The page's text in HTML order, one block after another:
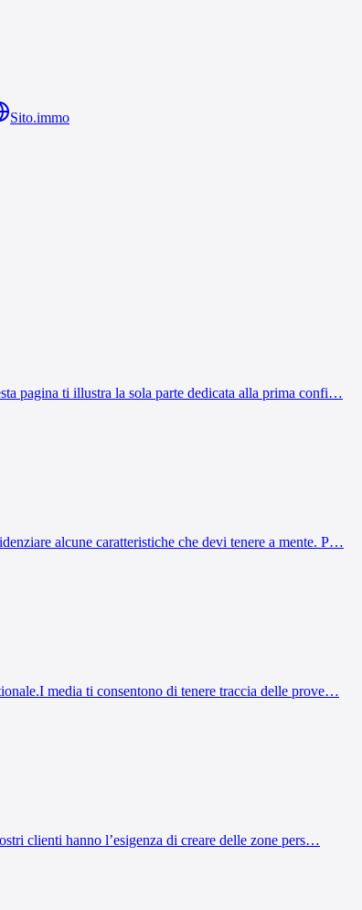
Sito.immo
pagina ti illustra la sola parte dedicata alla prima confi…
alcune caratteristiche che devi tenere a mente. P…
media ti consentono di tenere traccia delle prove…
clienti hanno l’esigenza di creare delle zone pers…